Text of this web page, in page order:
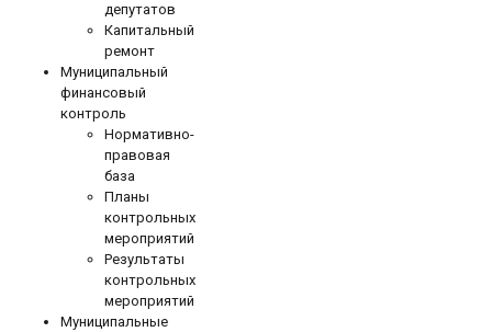
депутатов
Капитальный
ремонт
Муниципальный
финансовый
контроль
Нормативно-
правовая
база
Планы
контрольных
мероприятий
Результаты
контрольных
мероприятий
Муниципальные